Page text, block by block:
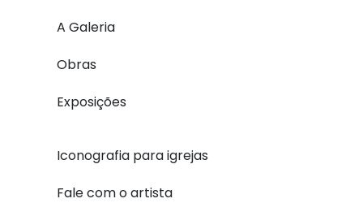
A Galeria
Obras
Exposições
Iconografia para igrejas
Fale com o artista